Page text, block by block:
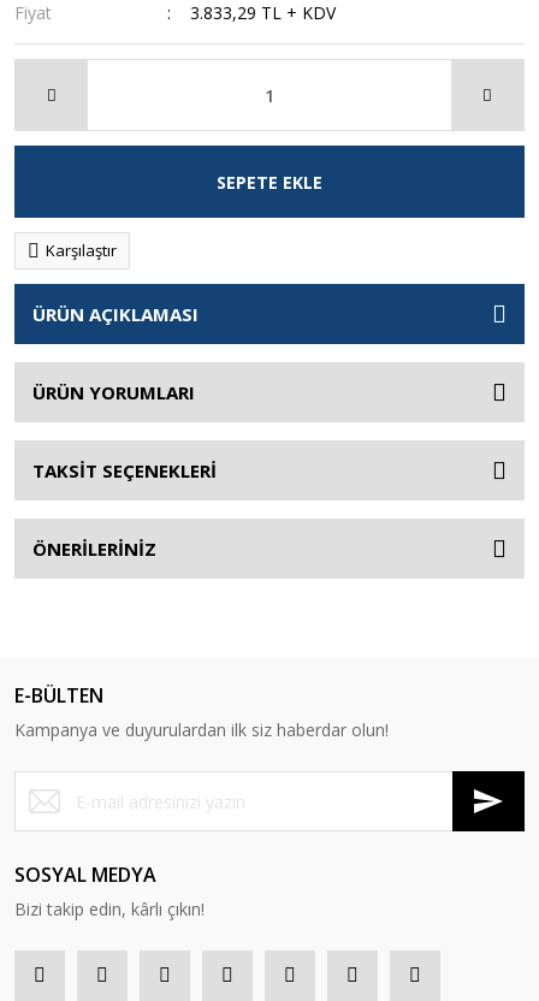
Fiyat
3.833,29 TL + KDV
SEPETE EKLE
Karşılaştır
ÜRÜN AÇIKLAMASI
ÜRÜN YORUMLARI
TAKSİT SEÇENEKLERİ
ÖNERİLERİNİZ
E-BÜLTEN
Kampanya ve duyurulardan ilk siz haberdar olun!
SOSYAL MEDYA
Bizi takip edin, kârlı çıkın!